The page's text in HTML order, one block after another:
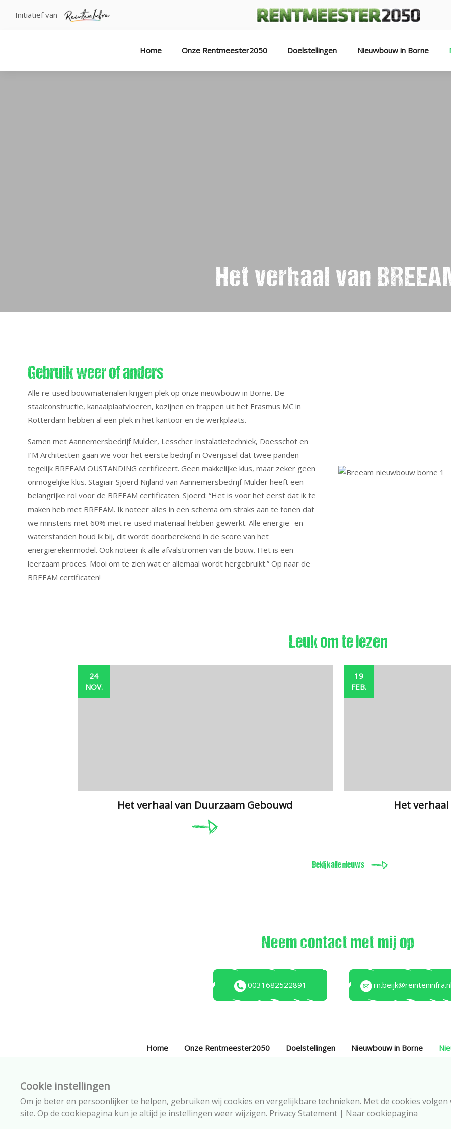
Initiatief van
Home Onze Rentmeester2050 Doelstellingen Nieuwbouw in Borne
Het verhaal van
Gebruik weer of anders
Alle re-used bouwmaterialen krijgen plek op onze nieuwbouw in Borne. De
staalconstructie, kanaalplaatvloeren, kozijnen en trappen uit het Erasmus MC in
Rotterdam hebben al een plek in het kantoor en de werkplaats.
Samen met Aannemersbedrijf Mulder, Lesscher Instalatietechniek, Doesschot en
I’M Architecten gaan we voor het eerste bedrijf in Overijssel dat twee panden
tegelijk BREEAM OUSTANDING certificeert. Geen makkelijke klus, maar zeker geen
onmogelijke klus. Stagiair Sjoerd Nijland van Aannemersbedrijf Mulder heeft een
belangrijke rol voor de BREEAM certificaten. Sjoerd: “Het is voor het eerst dat ik te
maken heb met BREEAM. Ik noteer alles in een schema om straks aan te tonen dat
we minstens met 60% met re-used materiaal hebben gewerkt. Alle energie- en
waterstanden houd ik bij, dit wordt doorberekend in de score van het
energierekenmodel. Ook noteer ik alle afvalstromen van de bouw. Het is een
leerzaam proces. Mooi om te zien wat er allemaal wordt hergebruikt.” Op naar de
BREEAM certificaten!
Leuk om te lezen
24
NOV.
Het verhaal van Duurzaam Gebouwd
19
FEB.
Het
Bekijk alle nieuws
Neem contact met mij op
0031682522891
Home Onze Rentmeester2050 Doelstellingen Nieuwbouw in Borne
Cookie instellingen
Om je beter en persoonlijker te helpen, gebruiken wij cookies en vergelijkbare technieken. Met de cookies
site. Op de cookiepagina kun je altijd je instellingen weer wijzigen. Privacy Statement | Naar cookiepagina